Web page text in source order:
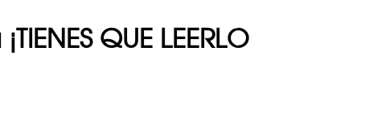
QUE LEERLO